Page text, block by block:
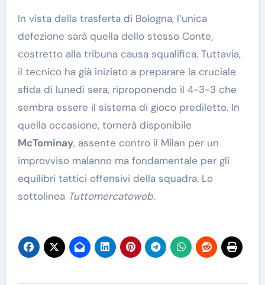
In vista della trasferta di Bologna, l’unica
defezione sarà quella dello stesso Conte,
costretto alla tribuna causa squalifica. Tuttavia,
il tecnico ha già iniziato a preparare la cruciale
sfida di lunedì sera, riproponendo il 4-3-3 che
sembra essere il sistema di gioco prediletto. In
quella occasione, tornerà disponibile
McTominay, assente contro il Milan per un
improvviso malanno ma fondamentale per gli
equilibri tattici offensivi della squadra. Lo
sottolinea Tuttomercatoweb.